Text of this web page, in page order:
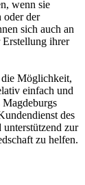
wenn sie
oder der
sich auch an
ihrer
Möglichkeit,
einfach und
Magdeburgs
des
unterstützend zur
zu helfen.